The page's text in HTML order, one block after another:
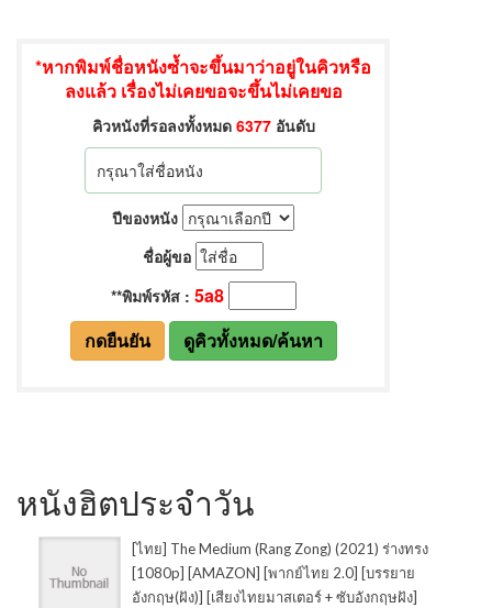
หนังฮิตประจำวัน
[ไทย] The Medium (Rang Zong) (2021) ร่างทรง
[1080p] [AMAZON] [พากย์ไทย 2.0] [บรรยาย
อังกฤษ(ฝัง)] [เสียงไทยมาสเตอร์ + ซับอังกฤษฝัง]